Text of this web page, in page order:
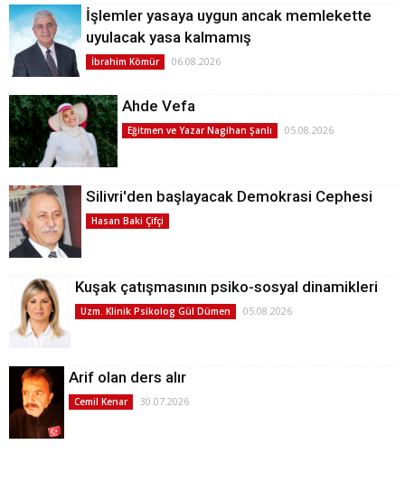
İşlemler yasaya uygun ancak memlekette
uyulacak yasa kalmamış
İbrahim Kömür 06.08.2026
Ahde Vefa
Eğitmen ve Yazar Nagihan Şanlı 05.08.2026
Silivri'den başlayacak Demokrasi Cephesi
Hasan Baki Çifçi
Kuşak çatışmasının psiko-sosyal dinamikleri
Uzm. Klinik Psikolog Gül Dümen 05.08.2026
Arif olan ders alır
Cemil Kenar 30.07.2026